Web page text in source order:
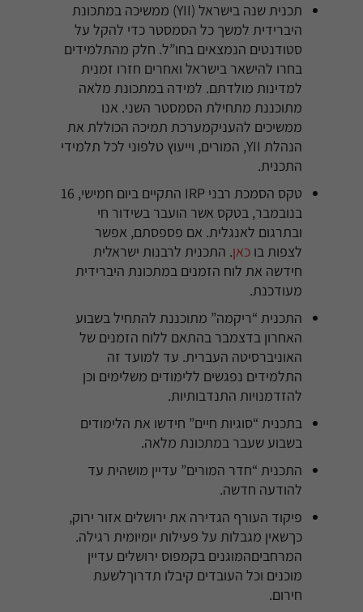
תכנית שנה בישראל (YII) ממשיכה במתכונת
היברידית למשך כל הסמסטר כדי להקל על
סטודנטים הנמצאים בחו”ל. חלק מהתלמידים
בחרו להישאר בישראל ואחרים חזרו זמנית
למדינות מולדתם. למידה במתכונת מלאה
מתוכננת מתחילת הסמסטר השני. אנו
ממשיכים להעניקמערכת תמיכה הכוללת את
הנהלת YII, המורים, וייעוץ טלפוני לכל תלמידי
התכנית.
טקס הסמכת רבני IRP התקיים ביום חמישי, 16
בנובמבר, בטקס אשר הועבר בשידור חי
ובתרגום לאנגלית. אם פספסתם, אפשר
לצפות בו כאן. התכנית לרבנות ישראלית
חידשה את לוח הזמנים במתכונת היברידית
מעודכנת.
התכנית “ריקמה” מתוכננת להתחיל בשבוע
האחרון בדצמבר בהתאם ללוח הזמנים של
האוניברסיטה העברית. עד למועד זה
התלמידים נפגשים ללימודים משלימים וכן
להזדמנויות התנדבותיות.
בתכנית “סוגיות חיים” חידשו את הלימודים
בשבוע שעבר במתכונת מלאה.
התכנית “חדר המורים” עדיין מושהית עד
להודעה חדשה.
פיקוד העורף הגדירה את ירושלים אזור ירוק,
כךשאין מגבלות על פעילות יומיומית רגילה.
המרחביםהמוגנים בקמפוס ירושלים עדיין
מוכנים וכל העובדים קיבלו תדרוךלשעת
חירום.